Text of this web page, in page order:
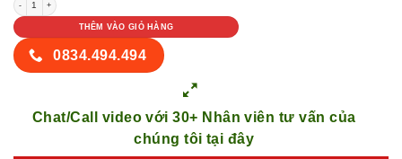
THÊM VÀO GIỎ HÀNG
0834.494.494
Chat/Call video với 30+ Nhân viên tư vấn của
chúng tôi tại đây